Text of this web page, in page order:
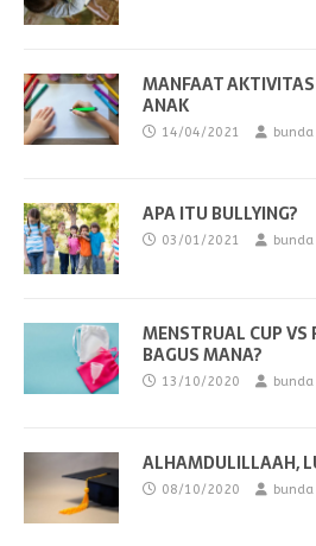
MANFAAT
ANAK
14/04/2021 bunda
APA ITU BULLYING?
03/01/2021 bunda
MENSTRUAL CUP VS
BAGUS MANA?
13/10/2020 bunda
ALHAMDULILLAAH,
08/10/2020 bunda